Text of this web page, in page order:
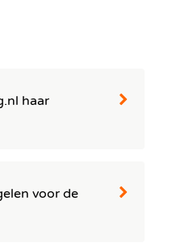
haar
en innovatieve
aan ons portfolio.
voor de